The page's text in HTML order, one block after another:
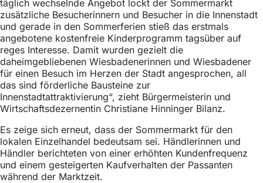
i
c
h
h
i
e
r
:
täglich wechselnde Angebot lockt der Sommermarkt
zusätzliche Besucherinnern und Besucher in die Innenstadt
und gerade in den Sommerferien stieß das erstmals
angebotene kostenfreie Kinderprogramm tagsüber auf
reges Interesse. Damit wurden gezielt die
daheimgebliebenen Wiesbadenerinnen und Wiesbadener
für einen Besuch im Herzen der Stadt angesprochen, all
das sind förderliche Bausteine zur
Innenstadtattraktivierung“, zieht Bürgermeisterin und
Wirtschaftsdezernentin Christiane Hinninger Bilanz.
Es zeige sich erneut, dass der Sommermarkt für den
lokalen Einzelhandel bedeutsam sei. Händlerinnen und
Händler berichteten von einer erhöhten Kundenfrequenz
und einem gesteigerten Kaufverhalten der Passanten
während der Marktzeit.